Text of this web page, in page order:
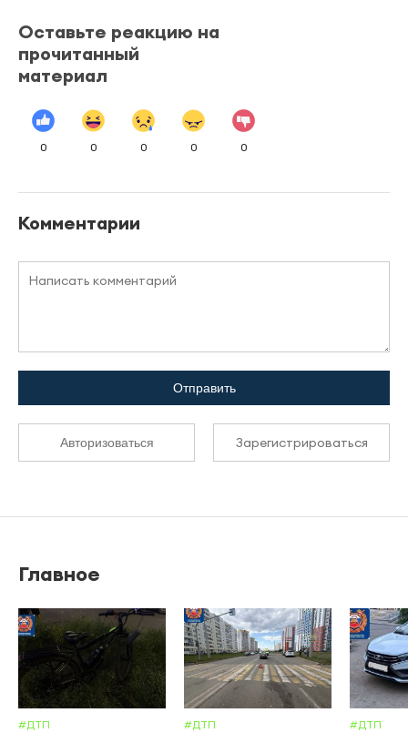
Оставьте реакцию на
прочитанный
материал
0 0 0 0 0
Комментарии
Отправить
Авторизоваться Зарегистрироваться
Главное
#ДТП
#ДТП
#ДТП